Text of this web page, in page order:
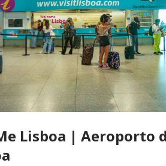
Lisboa | Aeroporto